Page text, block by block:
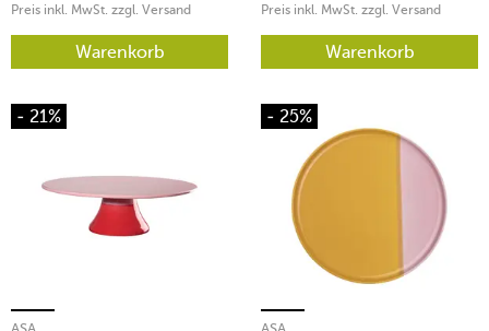
Preis inkl. MwSt. zzgl. Versand
Warenkorb
Preis inkl. MwSt. zzgl. Versand
Warenkorb
- 21% - 25%